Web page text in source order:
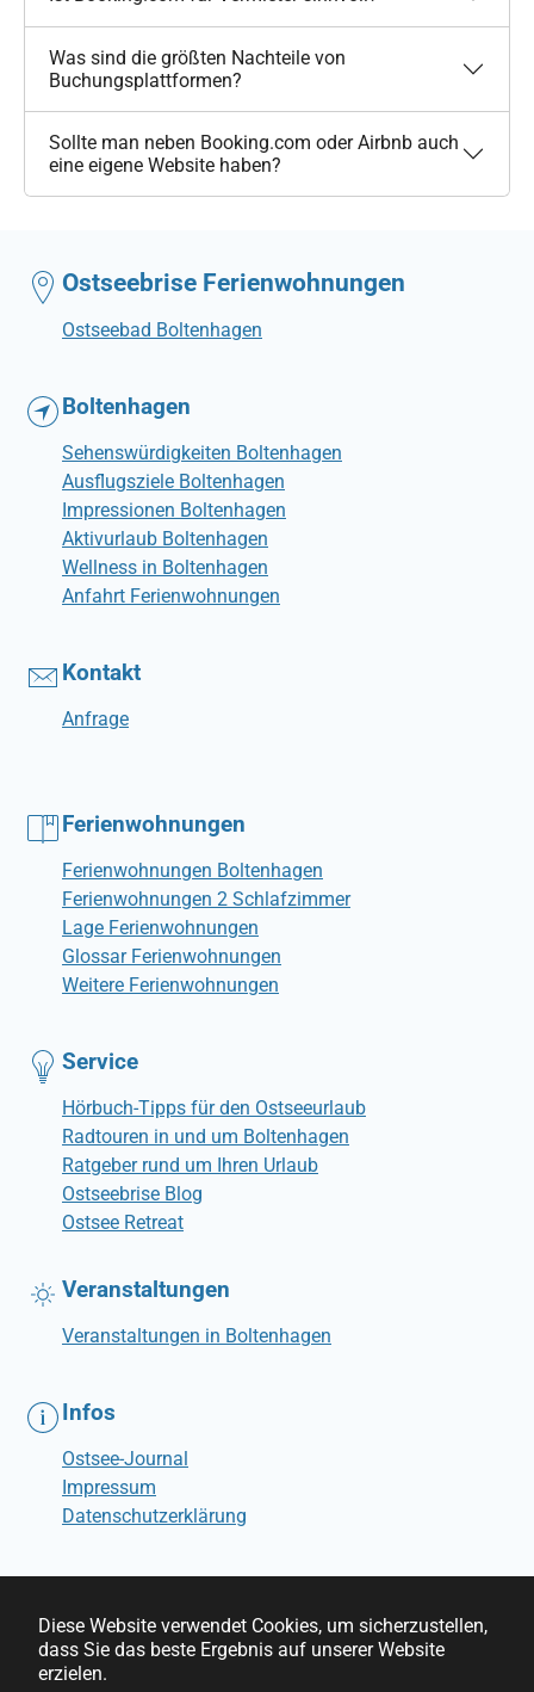
Diese Website verwendet Cookies, um sicherzustellen,
dass Sie das beste Ergebnis auf unserer Website
erzielen.
Was sind die größten Nachteile von
Buchungsplattformen?
Sollte man neben Booking.com oder Airbnb auch
eine eigene Website haben?
Ostseebrise Ferienwohnungen
Ostseebad Boltenhagen
Boltenhagen
Sehenswürdigkeiten Boltenhagen
Ausflugsziele Boltenhagen
Impressionen Boltenhagen
Aktivurlaub Boltenhagen
Wellness in Boltenhagen
Anfahrt Ferienwohnungen
Kontakt
Anfrage
Ferienwohnungen
Ferienwohnungen Boltenhagen
Ferienwohnungen 2 Schlafzimmer
Lage Ferienwohnungen
Glossar Ferienwohnungen
Weitere Ferienwohnungen
Service
Hörbuch-Tipps für den Ostseeurlaub
Radtouren in und um Boltenhagen
Ratgeber rund um Ihren Urlaub
Ostseebrise Blog
Ostsee Retreat
Veranstaltungen
Veranstaltungen in Boltenhagen
Infos
Ostsee-Journal
Impressum
Datenschutzerklärung
© Ostseebrise Ferienwohnungen